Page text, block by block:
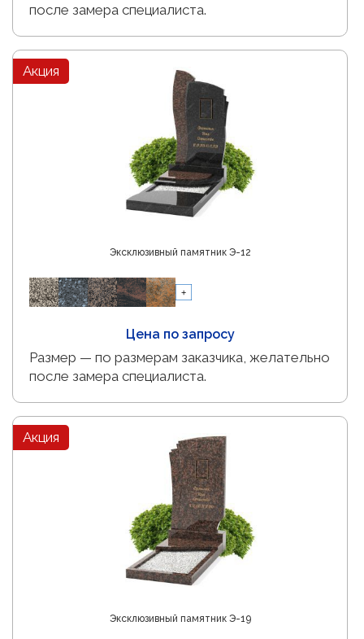
после замера специалиста.
Акция
Эксклюзивный памятник Э-12
Цена по запросу
Размер — по размерам заказчика, желательно
после замера специалиста.
Акция
Эксклюзивный памятник Э-19